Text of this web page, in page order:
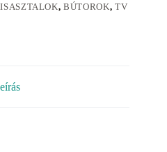
,BÚTOROK, TV